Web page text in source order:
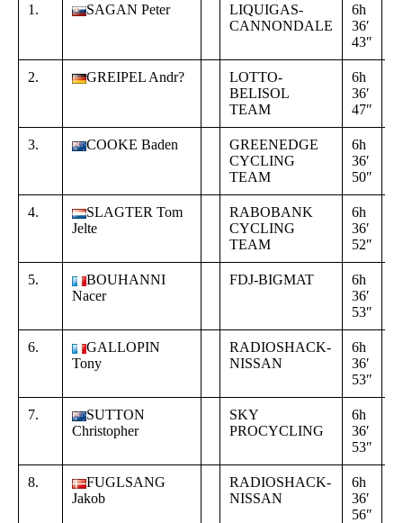
1. SAGAN Peter
LIQUIGAS-
CANNONDALE
6h
36′
43″
2. GREIPEL Andr?
LOTTO-
BELISOL
TEAM
6h
36′
47″
3. COOKE Baden
GREENEDGE
CYCLING
TEAM
6h
36′
50″
4.
SLAGTER Tom
Jelte
RABOBANK
CYCLING
TEAM
6h
36′
52″
5.
BOUHANNI
Nacer
FDJ-BIGMAT
6h
36′
53″
6.
GALLOPIN
Tony
RADIOSHACK-
NISSAN
6h
36′
53″
7.
SUTTON
Christopher
SKY
PROCYCLING
6h
36′
53″
8.
FUGLSANG
Jakob
RADIOSHACK-
NISSAN
6h
36′
56″